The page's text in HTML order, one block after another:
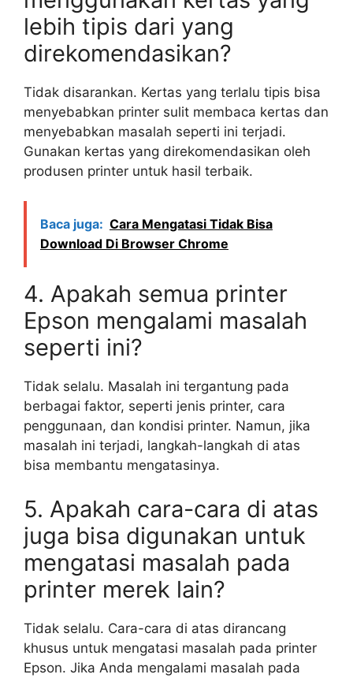
lebih tipis dari yang
direkomendasikan?
Tidak disarankan. Kertas yang terlalu tipis bisa
menyebabkan printer sulit membaca kertas dan
menyebabkan masalah seperti ini terjadi.
Gunakan kertas yang direkomendasikan oleh
produsen printer untuk hasil terbaik.
Baca juga: Cara Mengatasi Tidak Bisa
Download Di Browser Chrome
4. Apakah semua printer
Epson mengalami masalah
seperti ini?
Tidak selalu. Masalah ini tergantung pada
berbagai faktor, seperti jenis printer, cara
penggunaan, dan kondisi printer. Namun, jika
masalah ini terjadi, langkah-langkah di atas
bisa membantu mengatasinya.
5. Apakah cara-cara di atas
juga bisa digunakan untuk
mengatasi masalah pada
printer merek lain?
Tidak selalu. Cara-cara di atas dirancang
khusus untuk mengatasi masalah pada printer
Epson. Jika Anda mengalami masalah pada